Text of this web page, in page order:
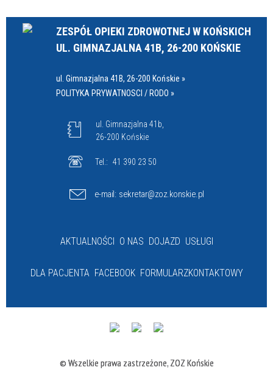
ZESPÓŁ OPIEKI ZDROWOTNEJ W KOŃSKICH
UL. GIMNAZJALNA 41B, 26-200 KOŃSKIE
ul. Gimnazjalna 41B, 26-200 Końskie »
POLITYKA PRYWATNOSCI / RODO »
ul. Gimnazjalna 41b,
26-200 Końskie
Tel.: 41 390 23 50
e-mail: sekretar@zoz.konskie.pl
AKTUALNOŚCI O NAS DOJAZD USŁUGI
DLA PACJENTA FACEBOOK FORMULARZKONTAKTOWY
© Wszelkie prawa zastrzeżone, ZOZ Końskie